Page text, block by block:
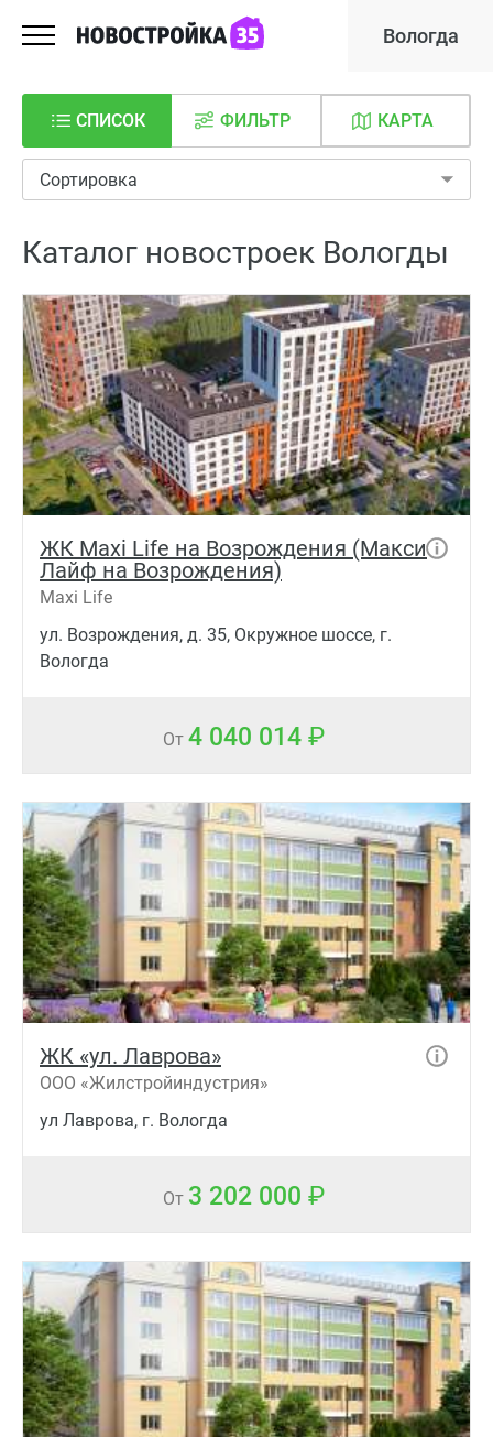
Вологда
СПИСОК КАРТА
ФИЛЬТР
Сортировка
Каталог новостроек Вологды
ЖК Maxi Life на Возрождения (Макси
Лайф на Возрождения)
Maxi Life
ул. Возрождения, д. 35, Окружное шоссе, г.
Вологда
От 4 040 014
ЖК «ул. Лаврова»
ООО «Жилстройиндустрия»
ул Лаврова, г. Вологда
От 3 202 000